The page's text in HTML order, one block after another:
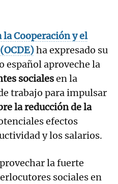
Cooperación y el
ha expresado su
español aproveche la
socialesen la
trabajo para impulsar
la reducción de la
efectos
y los salarios.
la fuerte
sociales en